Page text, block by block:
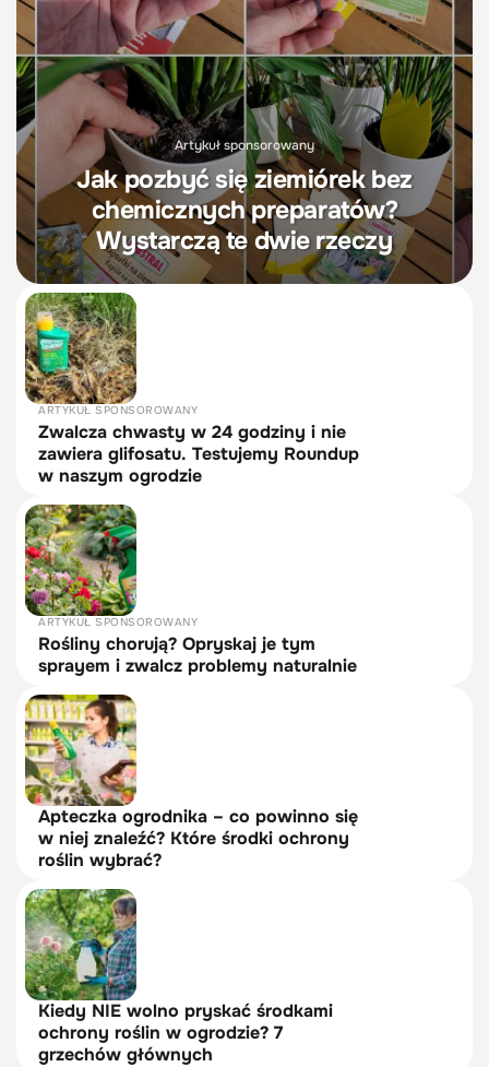
Artykuł sponsorowany
Jak pozbyć się ziemiórek bez
chemicznych preparatów?
Wystarczą te dwie rzeczy
ARTYKUŁ SPONSOROWANY
Zwalcza chwasty w 24 godziny i nie
zawiera glifosatu. Testujemy Roundup
w naszym ogrodzie
ARTYKUŁ SPONSOROWANY
Rośliny chorują? Opryskaj je tym
sprayem i zwalcz problemy naturalnie
Apteczka ogrodnika – co powinno się
w niej znaleźć? Które środki ochrony
roślin wybrać?
Kiedy NIE wolno pryskać środkami
ochrony roślin w ogrodzie? 7
grzechów głównych